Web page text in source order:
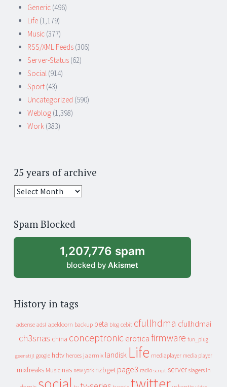
Generic (496)
Life (1,179)
Music (377)
RSS/XML Feeds (306)
Server-Status (62)
Social (914)
Sport (43)
Uncategorized (590)
Weblog (1,398)
Work (383)
25 years of archive
25
archive
Spam Blocked
1,207,776 spam
blocked by Akismet
History in tags
adsense adsl apeldoorn backup beta blog cebit cfullhdma cfullhdmai
ch3snas china conceptronic erotica firmware fun_plug
geenstijl google hdtv heroes jaarmix landisk Life mediaplayer media player
mixfreaks Music nas new york nzbget page3 radio script server slagers in